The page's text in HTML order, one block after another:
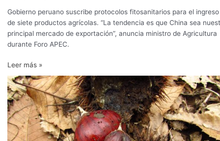
Gobierno peruano suscribe protocolos fitosanitarios para el ingreso
de siete productos agrícolas. “La tendencia es que China sea
principal mercado de exportación”, anuncia ministro de Agricultura
durante Foro APEC.
Leer más »
Implementarán
planta
de
proceso
para
la